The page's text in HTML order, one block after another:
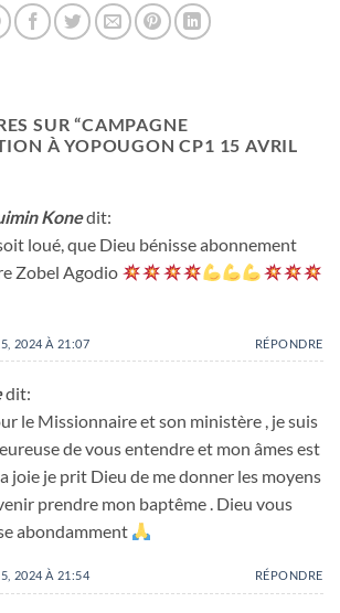
SUR “CAMPAGNE
À YOPOUGON CP1 15 AVRIL
Konedit:
loué, que Dieu bénisse abonnement
Zobel Agodio
2024 À 21:07 RÉPONDRE
dit:
le Missionnaire et son ministère , je suis
de vous entendre et mon âmes est
joie je prit Dieu de me donner les moyens
prendre mon baptême . Dieu vous
abondamment
2024 À 21:54 RÉPONDRE